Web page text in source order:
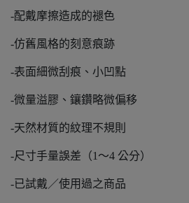
-配戴摩擦造成的褪色
-仿舊風格的刻意痕跡
-表面細微刮痕、小凹點
-微量溢膠、鑲鑽略微偏移
-天然材質的紋理不規則
-尺寸手量誤差（1～4 公分）
-已試戴／使用過之商品